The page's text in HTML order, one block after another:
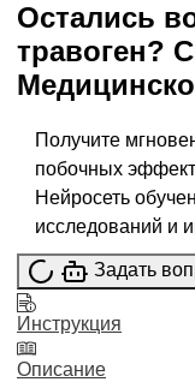
Остались
травоген?
Получите
побочных
Нейросеть
исследований и
Задать
Инструкция
Описание